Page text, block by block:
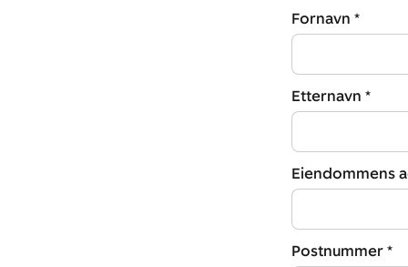
Fornavn *
Etternavn *
Eiendommens
Postnummer *